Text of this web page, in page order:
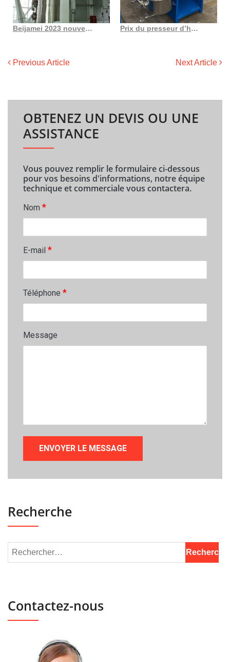
Beijamei 2023 nouveauté machine à huile d’arachide saine au maroc Prix du presseur d’huile d’amandes marocaines de l’usine Mona de machines agricoles
Previous Article Next Article
OBTENEZ UN DEVIS OU UNE
ASSISTANCE
Vous pouvez remplir le formulaire ci-dessous
pour vos besoins d'informations, notre équipe
technique et commerciale vous contactera.
Nom *
E-mail *
Téléphone *
Message
Recherche
Contactez-nous